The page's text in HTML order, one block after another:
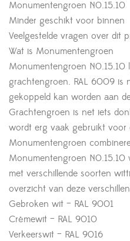
Monumentengroen N0.15.10
Minder geschikt voor binnen
Veelgestelde vragen over dit
Wat is Monumentengroen
Monumentengroen
grachtengroen. RAL 6009 is
gekoppeld kan worden aan
Grachtengroen is net iets
wordt erg vaak gebruikt
Monumentengroen
Monumentengroen
met verschillende soorten
overzicht van deze
Gebroken wit – RAL 9001
Crèmewit – RAL 9010
Verkeerswit – RAL 9016